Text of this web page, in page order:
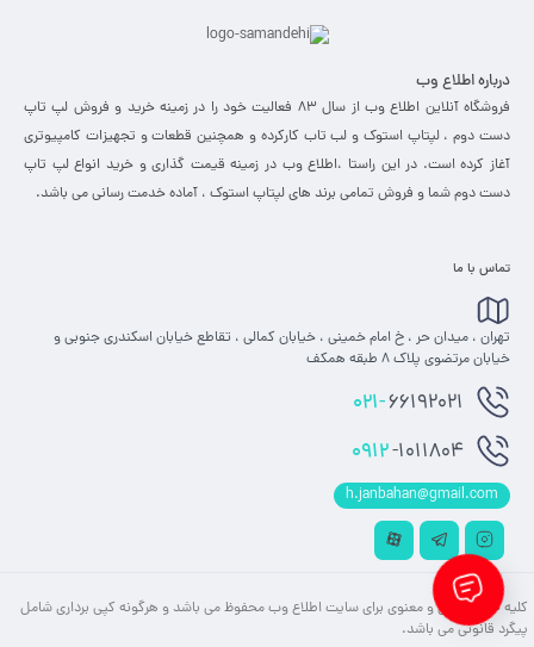
درباره اطلاع وب
فروشگاه آنلاین اطلاع وب از سال 83 فعالیت خود را در زمینه خرید و فروش لپ تاپ
دست دوم ، لپتاپ استوک و لب تاب کارکرده و همچنین قطعات و تجهیزات کامپیوتری
آغاز کرده است. در این راستا ،‌اطلاع وب در زمینه قیمت گذاری و خرید انواع لپ تاپ
دست دوم شما و فروش تمامی برند های لپتاپ استوک ، آماده خدمت رسانی می باشد.
تماس با ما
تهران ، میدان حر ، خ امام خمینی ، خیابان کمالی ، تقاطع خیابان اسکندری جنوبی و
خیابان مرتضوی پلاک 8 طبقه همکف
021-66192021
0912-1011804
h.janbahan@gmail.com
کلیه حقوق مادی و معنوی برای سایت اطلاع وب محفوظ می باشد و هرگونه کپی برداری شامل
پیگرد قانونی می باشد.